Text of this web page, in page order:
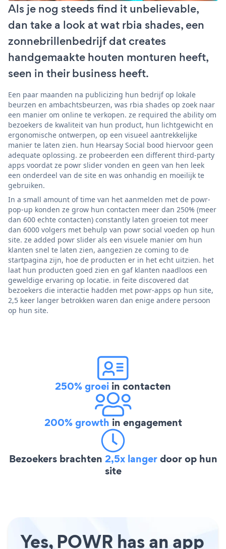
Als je nog steeds find it unbelievable,
dan take a look at wat rbia shades, een
zonnebrillenbedrijf dat creates
handgemaakte houten monturen heeft,
seen in their business heeft.
Een paar maanden na publicizing hun bedrijf op lokale
beurzen en ambachtsbeurzen, was rbia shades op zoek naar
een manier om online te verkopen. ze required the ability om
bezoekers de kwaliteit van hun product, hun lichtgewicht en
ergonomische ontwerpen, op een visueel aantrekkelijke
manier te laten zien. hun Hearsay Social bood hiervoor geen
adequate oplossing. ze probeerden een different third-party
apps voordat ze powr slider vonden en geen van hen leek
een onderdeel van de site en was onhandig en moeilijk te
gebruiken.
In a small amount of time van het aanmelden met de powr-
pop-up konden ze grow hun contacten meer dan 250% (meer
dan 600 echte contacten) constantly laten groeien tot meer
dan 6000 volgers met behulp van powr social voeden op hun
site. ze added powr slider als een visuele manier om hun
klanten snel te laten zien, aangezien ze coming to de
startpagina zijn, hoe de producten er in het echt uitzien. het
laat hun producten goed zien en gaf klanten naadloos een
geweldige ervaring op locatie. in feite discovered dat
bezoekers die interactie hadden met powr-apps op hun site,
2,5 keer langer betrokken waren dan enige andere persoon
op hun site.
250% groei in contacten
200% growth in engagement
Bezoekers brachten 2,5x langerdoor op hun
site
Yes, POWR has an app